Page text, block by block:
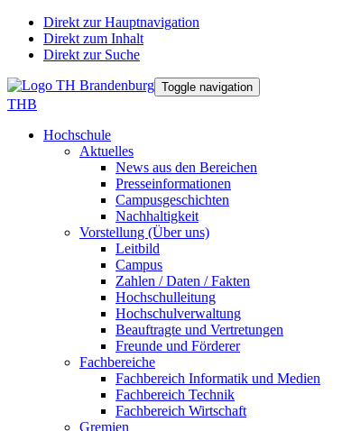
Direkt zur Hauptnavigation
Direkt zum Inhalt
Direkt zur Suche
Toggle navigation
THB
Hochschule
Aktuelles
News aus den Bereichen
Presseinformationen
Campusgeschichten
Nachhaltigkeit
Vorstellung (Über uns)
Leitbild
Campus
Zahlen / Daten / Fakten
Hochschulleitung
Hochschulverwaltung
Beauftragte und Vertretungen
Freunde und Förderer
Fachbereiche
Fachbereich Informatik und Medien
Fachbereich Technik
Fachbereich Wirtschaft
Gremien